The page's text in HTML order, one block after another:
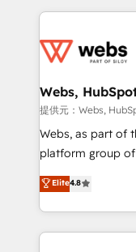
adoption, sales
the first time 🔧
and build using
with other
HubSpot pros 📊
HubSpot Why us? - SIX HubSpot Accreditations -
CRM, Solutions Architecture,
Migration,
Webs,
提供元：Webs,
Webs, as part of
platform group of 150 Fte, is
HubSpot CRM
maximizing
Excellence. With
strengthen your
Elite4.8